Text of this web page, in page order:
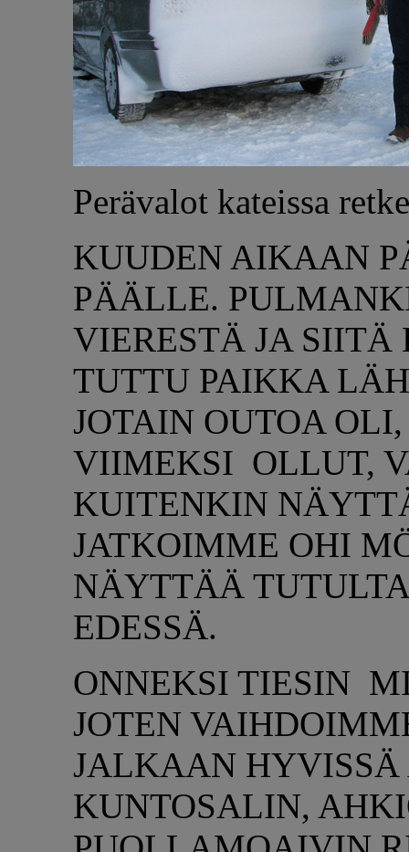
Perävalot kateissa
KUUDEN AIKAAN
PÄÄLLE.
VIERESTÄ JA
TUTTU PAIKKA
JOTAIN OUTOA
VIIMEKSI OLLUT,
KUITENKIN
JATKOIMME OHI
NÄYTTÄÄ
EDESSÄ.
ONNEKSI TIESIN
JOTEN
JALKAAN HYVISSÄ
KUNTOSALIN,